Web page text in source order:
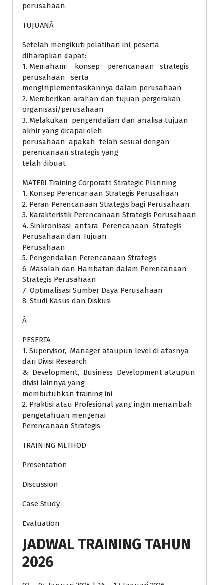
perusahaan.
TUJUANÂ
Setelah mengikuti pelatihan ini, peserta
diharapkan dapat:
1. Memahami konsep perencanaan strategis
perusahaan serta
mengimplementasikannya dalam perusahaan
2. Memberikan arahan dan tujuan pergerakan
organisasi/perusahaan
3. Melakukan pengendalian dan analisa tujuan
akhir yang dicapai oleh
perusahaan apakah telah sesuai dengan
perencanaan strategis yang
telah dibuat
MATERI Training Corporate Strategic Planning
1. Konsep Perencanaan Strategis Perusahaan
2. Peran Perencanaan Strategis bagi Perusahaan
3. Karakteristik Perencanaan Strategis Perusahaan
4. Sinkronisasi antara Perencanaan Strategis
Perusahaan dan Tujuan
Perusahaan
5. Pengendalian Perencanaan Strategis
6. Masalah dan Hambatan dalam Perencanaan
Strategis Perusahaan
7. Optimalisasi Sumber Daya Perusahaan
8. Studi Kasus dan Diskusi
Â
PESERTA
1. Supervisor, Manager ataupun level di atasnya
dari Divisi Research
& Development, Business Development ataupun
divisi lainnya yang
membutuhkan training ini
2. Praktisi atau Profesional yang ingin menambah
pengetahuan mengenai
Perencanaan Strategis
TRAINING METHOD
Presentation
Discussion
Case Study
Evaluation
JADWAL TRAINING TAHUN
2026